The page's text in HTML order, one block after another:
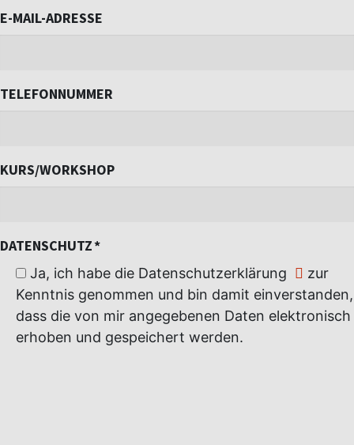
E-MAIL-ADRESSE
TELEFONNUMMER
KURS/WORKSHOP
DATENSCHUTZ*
Ja, ich habe die Datenschutzerklärung
zur
Kenntnis genommen und bin damit einverstanden,
dass die von mir angegebenen Daten elektronisch
erhoben und gespeichert werden.